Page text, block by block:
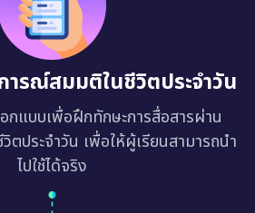
รณ์สมมติในชีวิตประจำวัน
กแบบเพื่อฝึกทักษะการสื่อสารผ่าน
ประจำวัน เพื่อให้ผู้เรียนสามารถนำ
ไปใช้ได้จริง